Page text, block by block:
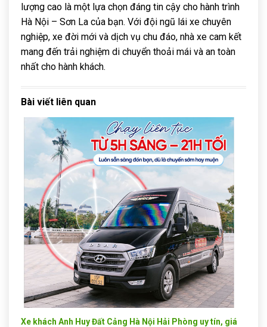
lượng cao là một lựa chọn đáng tin cậy cho hành trình
Hà Nội – Sơn La của bạn. Với đội ngũ lái xe chuyên
nghiệp, xe đời mới và dịch vụ chu đáo, nhà xe cam kết
mang đến trải nghiệm di chuyển thoải mái và an toàn
nhất cho hành khách.
Bài viết liên quan
Xe khách Anh Huy Đất Cảng Hà Nội Hải Phòng uy tín, giá